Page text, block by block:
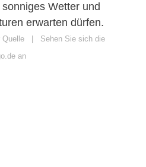
Wetter und
erwarten dürfen.
Quelle
Sehen Sie sich die
an